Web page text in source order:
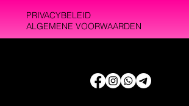
PRIVACYBELEID
ALGEMENE VOORWAARDEN